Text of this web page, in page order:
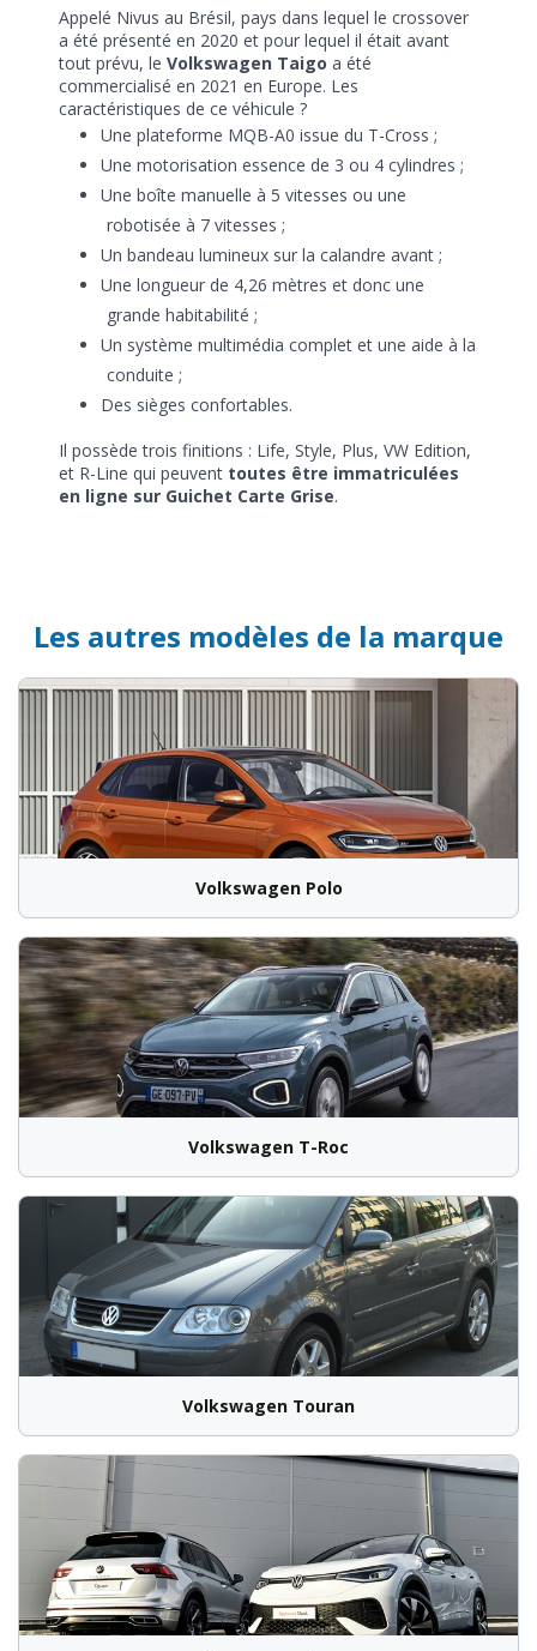
Appelé Nivus au Brésil, pays dans lequel le crossover
a été présenté en 2020 et pour lequel il était avant
tout prévu, le Volkswagen Taigo a été
commercialisé en 2021 en Europe. Les
caractéristiques de ce véhicule ?
Une plateforme MQB-A0 issue du T-Cross ;
Une motorisation essence de 3 ou 4 cylindres ;
Une boîte manuelle à 5 vitesses ou une
robotisée à 7 vitesses ;
Un bandeau lumineux sur la calandre avant ;
Une longueur de 4,26 mètres et donc une
grande habitabilité ;
Un système multimédia complet et une aide à la
conduite ;
Des sièges confortables.
Il possède trois finitions : Life, Style, Plus, VW Edition,
et R-Line qui peuvent toutes être immatriculées
en ligne sur Guichet Carte Grise.
Les autres modèles de la marque
Volkswagen Polo
Volkswagen T-Roc
Volkswagen Touran